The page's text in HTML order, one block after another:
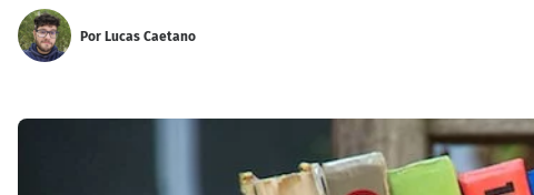
Por Lucas Caetano